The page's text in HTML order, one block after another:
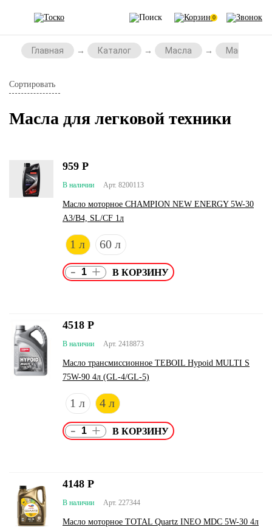
0
Главная Каталог Масла Масла для
Сортировать
Масла для легковой техники
Арт. 8200113
В наличии
Масло моторное CHAMPION NEW ENERGY 5W-30
A3/B4, SL/CF 1л
1 л 60 л
959 Р
- +
Арт. 2418873
В наличии
Масло трансмиссионное TEBOIL Hypoid MULTI S
75W-90 4л (GL-4/GL-5)
1 л 4 л
4518 Р
- +
Арт. 227344
В наличии
Масло моторное TOTAL Quartz INEO MDC 5W-30 4л
4148 Р